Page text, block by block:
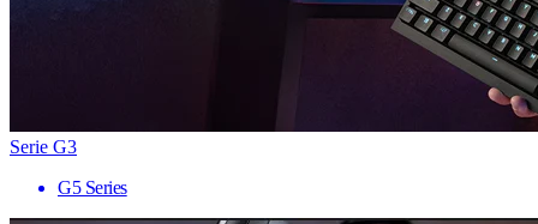
Serie G3
G5 Series